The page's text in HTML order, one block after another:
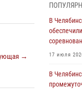
→
грабеже
03 августа
Авиация
В
17 июля
В